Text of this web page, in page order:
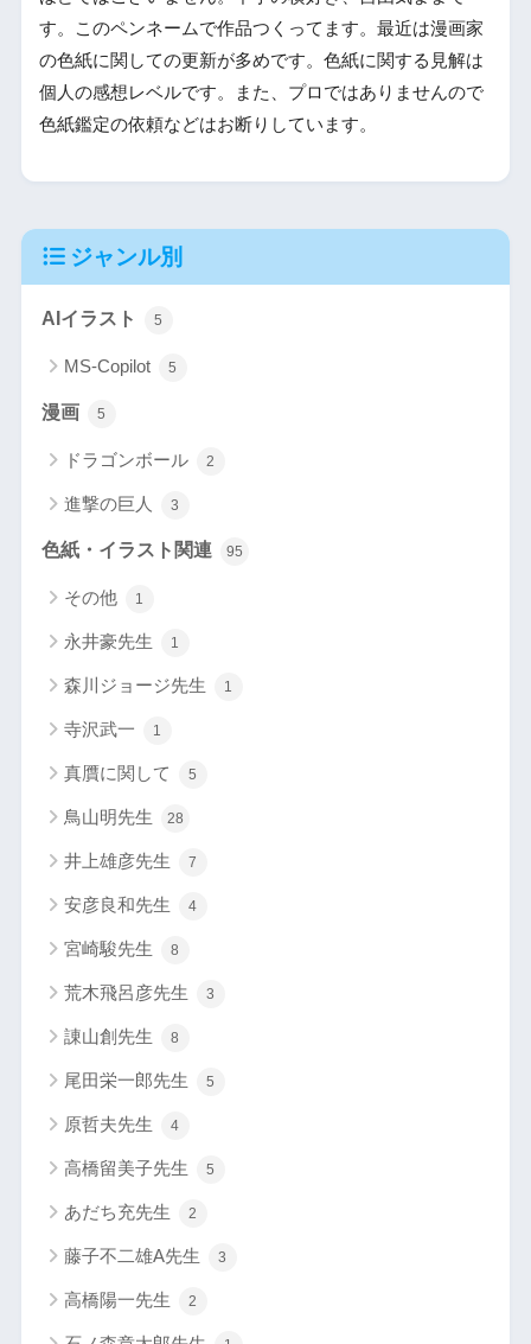
す。このペンネームで作品つくってます。最近は漫画家
の色紙に関しての更新が多めです。色紙に関する見解は
個人の感想レベルです。また、プロではありませんので
色紙鑑定の依頼などはお断りしています。
ジャンル別
AIイラスト 5
MS-Copilot 5
漫画 5
ドラゴンボール 2
進撃の巨人 3
色紙・イラスト関連 95
その他 1
永井豪先生 1
森川ジョージ先生 1
寺沢武一 1
真贋に関して 5
鳥山明先生 28
井上雄彦先生 7
安彦良和先生 4
宮崎駿先生 8
荒木飛呂彦先生 3
諌山創先生 8
尾田栄一郎先生 5
原哲夫先生 4
高橋留美子先生 5
あだち充先生 2
藤子不二雄A先生 3
高橋陽一先生 2